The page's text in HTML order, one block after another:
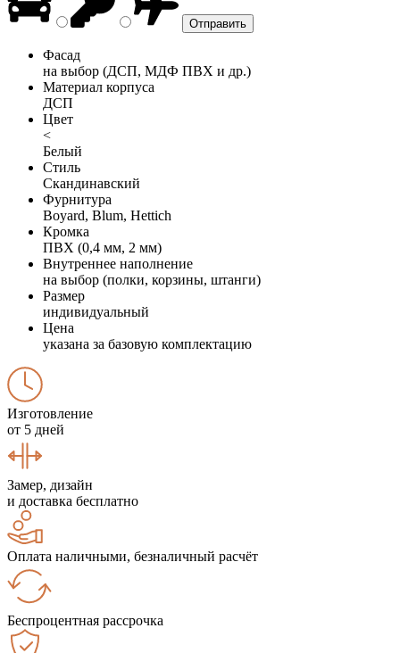
Фасад
на выбор (ДСП, МДФ ПВХ и др.)
Материал корпуса
ДСП
Цвет
<
Белый
Стиль
Скандинавский
Фурнитура
Boyard, Blum, Hettich
Кромка
ПВХ (0,4 мм, 2 мм)
Внутреннее наполнение
на выбор (полки, корзины, штанги)
Размер
индивидуальный
Цена
указана за базовую комплектацию
Изготовление
от 5 дней
Замер, дизайн
и доставка бесплатно
Оплата наличными, безналичный расчёт
Беспроцентная рассрочка